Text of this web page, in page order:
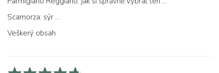
Scamorza: sýr ...
Veškerý obsah